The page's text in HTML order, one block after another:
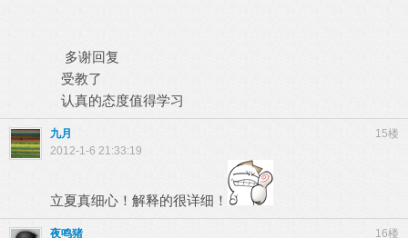
多谢回复
受教了
认真的态度值得学习
15楼
九月
2012-1-6 21:33:19
立夏真细心！解释的很详细！
16楼
夜鸣猪